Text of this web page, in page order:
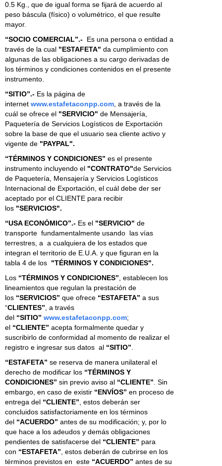
0.5 Kg., que de igual forma se fijará de acuerdo al
peso báscula (físico) o volumétrico, el que resulte
mayor.
“SOCIO COMERCIAL”.- Es una persona o entidad a
través de la cual "ESTAFETA" da cumplimiento con
algunas de las obligaciones a su cargo derivadas de
los términos y condiciones contenidos en el presente
instrumento.
“SITIO”.- Es la página de
internet www.estafetaconpp.com , a través de la
cuál se ofrece el "SERVICIO" de Mensajería,
Paquetería de Servicios Logísticos de Exportación
sobre la base de que el usuario sea cliente activo y
vigente de "PAYPAL".
“TÉRMINOS Y CONDICIONES” es el presente
instrumento incluyendo el "CONTRATO"de Servicios
de Paquetería, Mensajería y Servicios Logísticos
Internacional de Exportación, el cuál debe der ser
aceptado por el CLIENTE para recibir
los "SERVICIOS".
“USA ECONÓMICO”.- Es el "SERVICIO" de
transporte fundamentalmente usando las vías
terrestres, a a cualquiera de los estados que
integran el territorio de E.U.A. y que figuran en la
tabla 4 de los "TÉRMINOS Y CONDICIONES".
Los “TÉRMINOS Y CONDICIONES” , establecen los
lineamientos que regulan la prestación de
los “SERVICIOS” que ofrece “ESTAFETA” a sus
“CLIENTES” , a través
del “SITIO” www.estafetaconpp.com;
el “CLIENTE” acepta formalmente quedar y
suscribirlo de conformidad al momento de realizar el
registro e ingresar sus datos al “SITIO”
“ESTAFETA” se reserva de manera unilateral el
derecho de modificar los “TÉRMINOS Y
CONDICIONES” sin previo aviso al “CLIENTE” . Sin
embargo, en caso de existir “ENVÍOS” en proceso de
entrega del “CLIENTE” , estos deberán ser
concluidos satisfactoriamente en los términos
del “ACUERDO” antes de su modificación; y, por lo
que hace a los adeudos y demás obligaciones
pendientes de satisfacerse del “CLIENTE” para
con “ESTAFETA” , estos deberán de cubrirse en los
términos previstos en este “ACUERDO” antes de su